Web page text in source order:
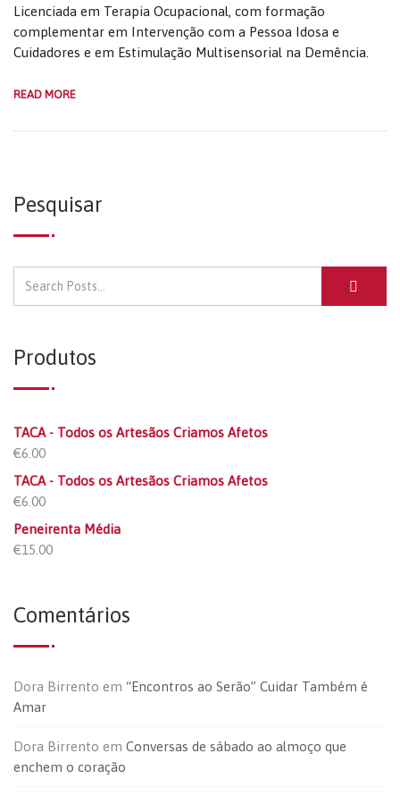
Licenciada em Terapia Ocupacional, com formação
complementar em Intervenção com a Pessoa Idosa e
Cuidadores e em Estimulação Multisensorial na Demência.
READ MORE
Pesquisar
Produtos
TACA - Todos os Artesãos Criamos Afetos
€6.00
TACA - Todos os Artesãos Criamos Afetos
€6.00
Peneirenta Média
€15.00
Comentários
Dora Birrento em “Encontros ao Serão” Cuidar Também é
Amar
Dora Birrento em Conversas de sábado ao almoço que
enchem o coração